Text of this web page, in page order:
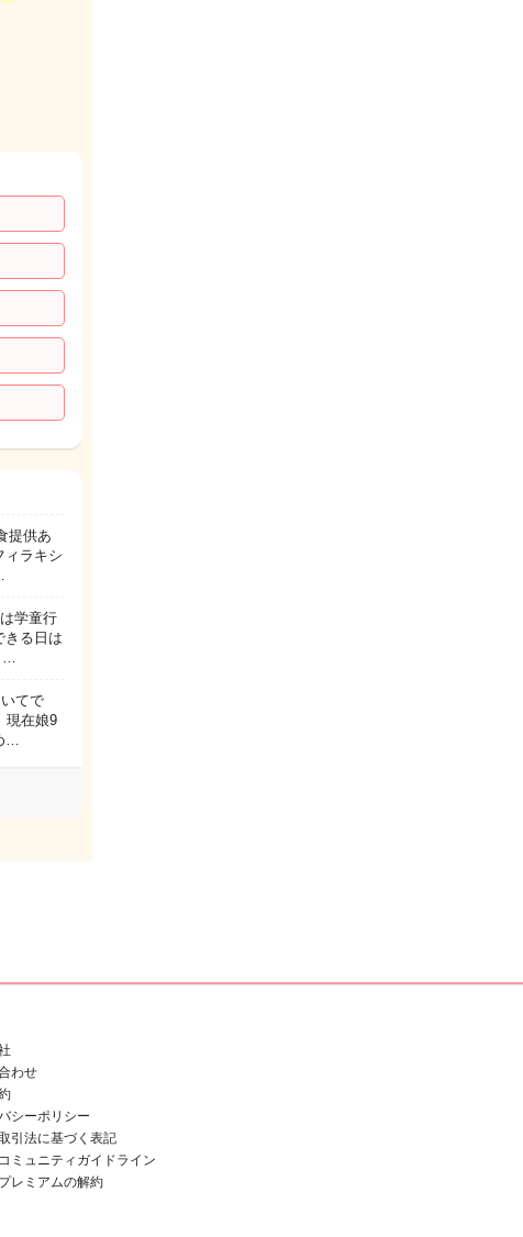
提供あ
ィラキシ
学童行
きる日は
…
てで
現在娘9
…
わせ
シーポリシー
引法に基づく表記
ミュニティガイドライン
レミアムの解約